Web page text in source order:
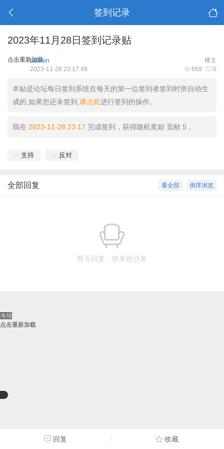
签到记录
2023年11月28日签到记录贴
点击重新加载 楼主
admin
859 0
2023-11-28 23:17:49
本贴是论坛每日签到系统在每天的第一位签到者签到时所自动生
成的,如果您还未签到, 请点此进行签到的操作。
我在 2023-11-28 23:17 完成签到，获得随机奖励 贡献 5 。
支持 反对
倒序浏览
看全部
全部回复
暂无回复，快来抢沙发
回复 收藏
海报
点击重新加载